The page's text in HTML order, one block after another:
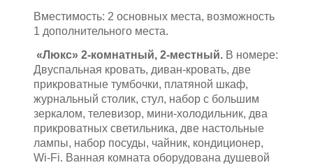
Вместимость: 2 основных места, возможность
1 дополнительного места.
«Люкс» 2-комнатный, 2-местный. В номере:
Двуспальная кровать, диван-кровать, две
прикроватные тумбочки, платяной шкаф,
журнальный столик, стул, набор с большим
зеркалом, телевизор, мини-холодильник, два
прикроватных светильника, две настольные
лампы, набор посуды, чайник, кондиционер,
Wi-Fi. Ванная комната оборудована душевой